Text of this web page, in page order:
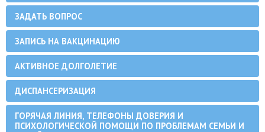
ЗАДАТЬ ВОПРОС
ЗАПИСЬ НА ВАКЦИНАЦИЮ
АКТИВНОЕ ДОЛГОЛЕТИЕ
ДИСПАНСЕРИЗАЦИЯ
ГОРЯЧАЯ ЛИНИЯ, ТЕЛЕФОНЫ ДОВЕРИЯ И
ПСИХОЛОГИЧЕСКОЙ ПОМОЩИ ПО ПРОБЛЕМАМ СЕМЬИ И